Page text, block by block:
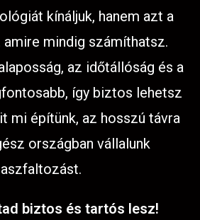
kínáljuk, hanem azt a
mindig számíthatsz.
az időtállóság és a
így biztos lehetsz
mi építünk, az hosszú távra
országban vállalunk
aszfaltozást.
biztos és tartós lesz!